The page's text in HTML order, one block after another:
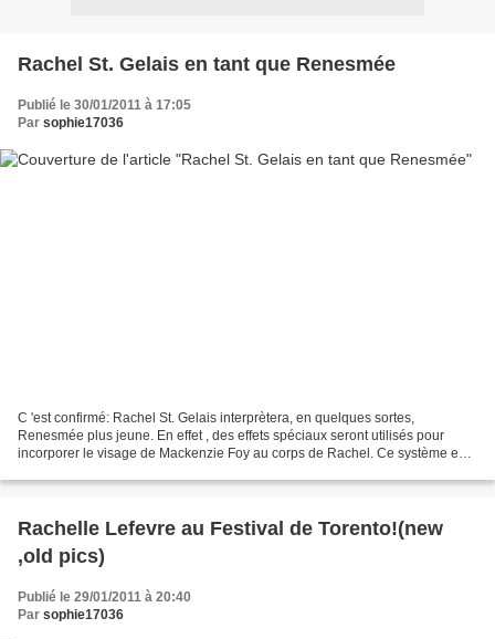
Rachel St. Gelais en tant que Renesmée
Publié le 30/01/2011 à 17:05
Par sophie17036
C 'est confirmé: Rachel St. Gelais interprètera, en quelques sortes,
Renesmée plus jeune. En effet , des effets spéciaux seront utilisés pour
incorporer le visage de Mackenzie Foy au corps de Rachel. Ce système est
Rachelle Lefevre au Festival de Torento!(new
,old pics)
Publié le 29/01/2011 à 20:40
Par sophie17036